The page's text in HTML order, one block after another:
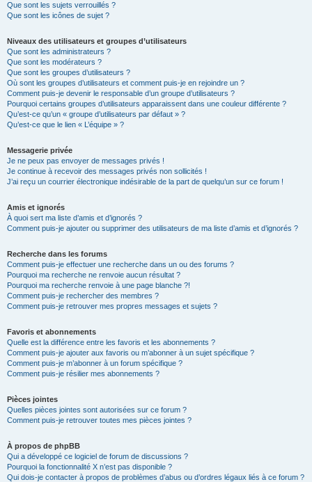
Que sont les sujets verrouillés ?
Que sont les icônes de sujet ?
Niveaux des utilisateurs et groupes d’utilisateurs
Que sont les administrateurs ?
Que sont les modérateurs ?
Que sont les groupes d’utilisateurs ?
Où sont les groupes d’utilisateurs et comment puis-je en rejoindre un ?
Comment puis-je devenir le responsable d’un groupe d’utilisateurs ?
Pourquoi certains groupes d’utilisateurs apparaissent dans une couleur différente ?
Qu’est-ce qu’un « groupe d’utilisateurs par défaut » ?
Qu’est-ce que le lien « L’équipe » ?
Messagerie privée
Je ne peux pas envoyer de messages privés !
Je continue à recevoir des messages privés non sollicités !
J’ai reçu un courrier électronique indésirable de la part de quelqu’un sur ce forum !
Amis et ignorés
À quoi sert ma liste d’amis et d’ignorés ?
Comment puis-je ajouter ou supprimer des utilisateurs de ma liste d’amis et d’ignorés ?
Recherche dans les forums
Comment puis-je effectuer une recherche dans un ou des forums ?
Pourquoi ma recherche ne renvoie aucun résultat ?
Pourquoi ma recherche renvoie à une page blanche ?!
Comment puis-je rechercher des membres ?
Comment puis-je retrouver mes propres messages et sujets ?
Favoris et abonnements
Quelle est la différence entre les favoris et les abonnements ?
Comment puis-je ajouter aux favoris ou m’abonner à un sujet spécifique ?
Comment puis-je m’abonner à un forum spécifique ?
Comment puis-je résilier mes abonnements ?
Pièces jointes
Quelles pièces jointes sont autorisées sur ce forum ?
Comment puis-je retrouver toutes mes pièces jointes ?
À propos de phpBB
Qui a développé ce logiciel de forum de discussions ?
Pourquoi la fonctionnalité X n’est pas disponible ?
Qui dois-je contacter à propos de problèmes d’abus ou d’ordres légaux liés à ce forum ?